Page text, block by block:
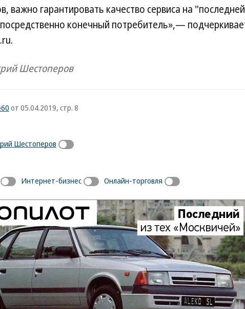
важно гарантировать качество сервиса на
конечный потребитель»,—
Шестоперов
от 05.04.2019, стр. 8
Шестоперов
Интернет-бизнес Онлайн-торговля